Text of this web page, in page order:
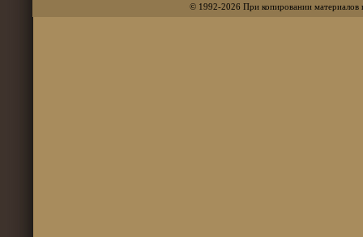
© 1992-2026 При копировании материалов